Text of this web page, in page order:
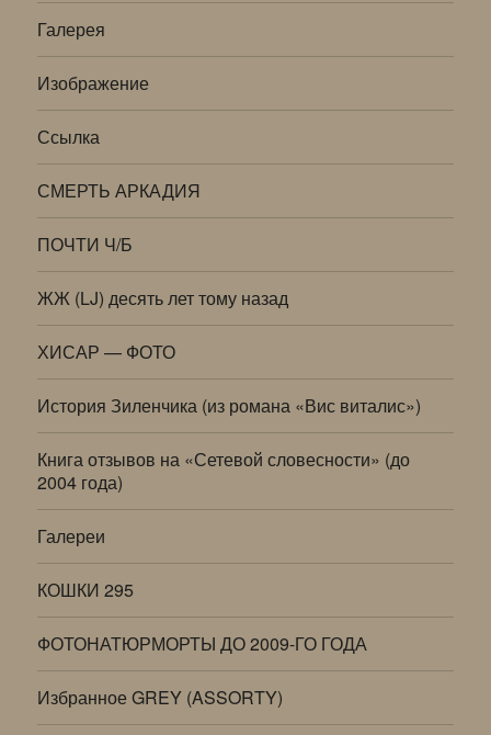
Галерея
Изображение
Ссылка
СМЕРТЬ АРКАДИЯ
ПОЧТИ Ч/Б
ЖЖ (LJ) десять лет тому назад
ХИСАР — ФОТО
История Зиленчика (из романа «Вис виталис»)
Книга отзывов на «Сетевой словесности» (до
2004 года)
Галереи
КОШКИ 295
ФОТОНАТЮРМОРТЫ ДО 2009-ГО ГОДА
Избранное GREY (ASSORTY)